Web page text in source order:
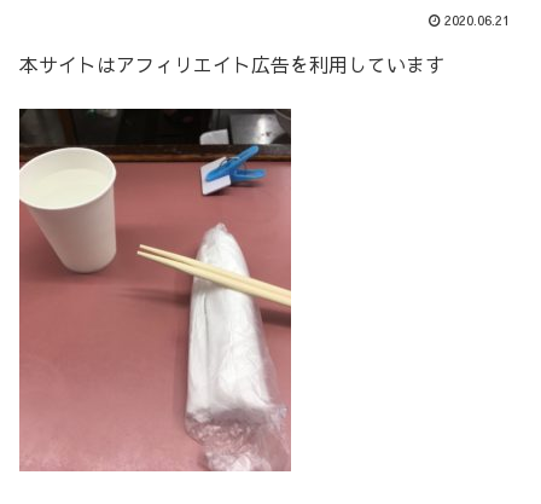
2020.06.21
本サイトはアフィリエイト広告を利用しています